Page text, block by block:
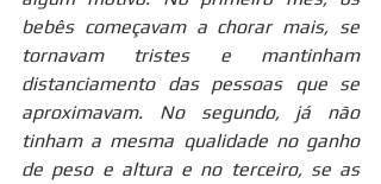
bebês começavam a chorar mais, se
tornavam tristes e mantinham
distanciamento das pessoas que se
aproximavam. No segundo, já não
tinham a mesma qualidade no ganho
de peso e altura e no terceiro, se as